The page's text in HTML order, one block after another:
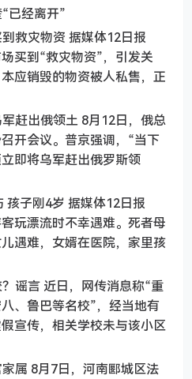
已经离开”
救灾物资 据媒体12日报
买到“救灾物资”，引发关
应销毁的物资被人私售，正
赶出俄领土 8月12日，俄总
开会议。普京强调，“当下
即将乌军赶出俄罗斯领
孩子刚4岁 据媒体12日报
玩漂流时不幸遇难。死者母
遇难，女婿在医院，家里孩
谣言 近日，网传消息称“重
、鲁巴等名校”，经当地有
宣传，相关学校未与该小区
属 8月7日，河南郾城区法